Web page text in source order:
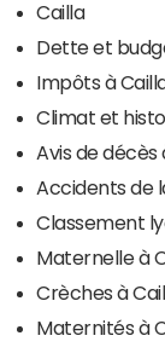
Cailla
Dette et
Impôts à
Climat et
Avis de décès
Accidents de
Classement
Maternelle à
Crèches à
Maternités à